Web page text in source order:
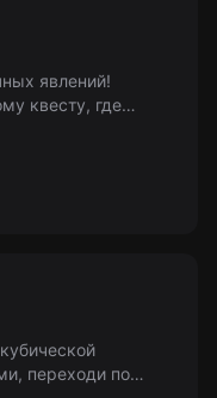
явлений!
квесту, где
переходи по